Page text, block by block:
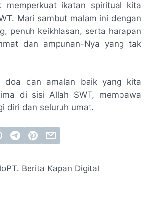
memperkuat ikatan spiritual kita
Mari sambut malam ini dengan
penuh keikhlasan, serta harapan
dan ampunan-Nya yang tak
doa dan amalan baik yang kita
di sisi Allah SWT, membawa
diri dan seluruh umat.
PT. Berita Kapan Digital